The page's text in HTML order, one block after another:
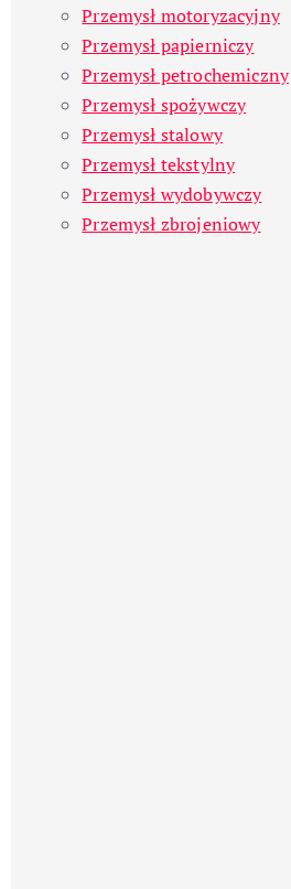
Przemysł motoryzacyjny
Przemysł papierniczy
Przemysł petrochemiczny
Przemysł spożywczy
Przemysł stalowy
Przemysł tekstylny
Przemysł wydobywczy
Przemysł zbrojeniowy